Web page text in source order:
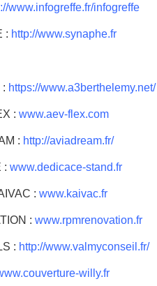
www.infogreffe.fr/infogreffe
: http://www.synaphe.fr
: https://www.a3berthelemy.net/
: www.aev-flex.com
: http://aviadream.fr/
: www.dedicace-stand.fr
:www.kaivac.fr
: www.rpmrenovation.fr
: http://www.valmyconseil.fr/
willy.fr